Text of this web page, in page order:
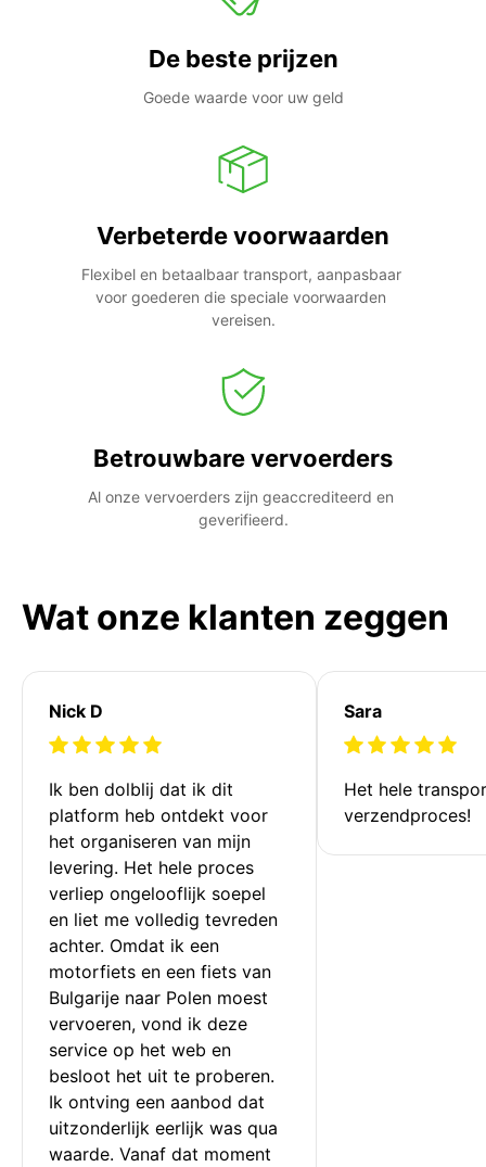
De beste prijzen
Goede waarde voor uw geld
Verbeterde voorwaarden
Flexibel en betaalbaar transport, aanpasbaar
voor goederen die speciale voorwaarden
vereisen.
Betrouwbare vervoerders
Al onze vervoerders zijn geaccrediteerd en
geverifieerd.
Wat onze klanten zeggen
Nick D
Ik ben dolblij dat ik dit
platform heb ontdekt voor
het organiseren van mijn
levering. Het hele proces
verliep ongelooflijk soepel
en liet me volledig tevreden
achter. Omdat ik een
motorfiets en een fiets van
Bulgarije naar Polen moest
vervoeren, vond ik deze
service op het web en
besloot het uit te proberen.
Ik ontving een aanbod dat
uitzonderlijk eerlijk was qua
waarde. Vanaf dat moment
Sara
Het hele
verzendproces!